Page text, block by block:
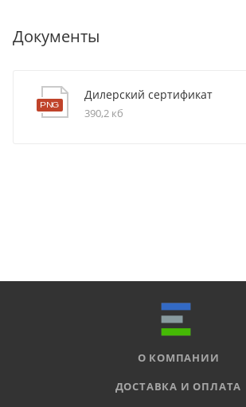
Документы
Дилерский сертификат
390,2 кб
О КОМПАНИИ
ДОСТАВКА И ОПЛАТА